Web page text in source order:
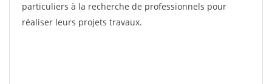
particuliers à la recherche de professionnels pour
réaliser leurs projets travaux.